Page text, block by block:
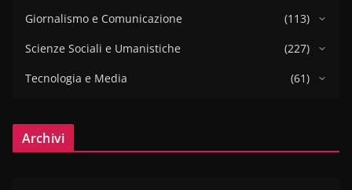
Giornalismo e Comunicazione
(113)
Scienze Sociali e Umanistiche
(227)
Tecnologia e Media
(61)
Archivi